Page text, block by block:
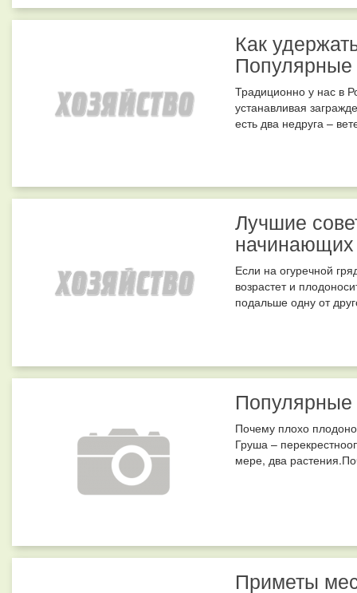
Как
Традиционно у нас в
устанавливая
есть два недруга –
Лучшие
начинающих
Если на огуречной
возрастет и
подальше одну от
Почему плохо
Груша –
мере, два
Приметы